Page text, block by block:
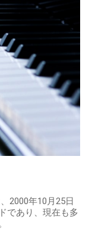
2000年10月25日
であり、現在も多